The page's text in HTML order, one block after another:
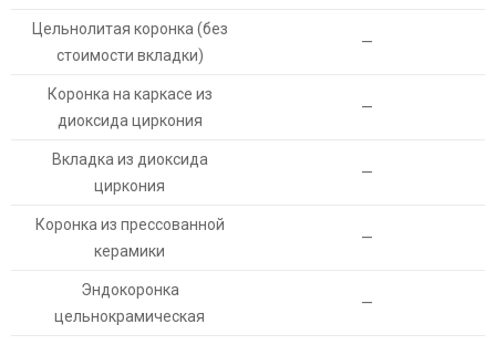
Цельнолитая коронка (без
стоимости вкладки)
—
Коронка на каркасе из
диоксида циркония
—
Вкладка из диоксида
циркония
—
Коронка из прессованной
керамики
—
Эндокоронка
цельнокрамическая
—